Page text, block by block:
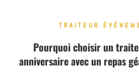
TRAITEUR
Pourquoi choisir un
anniversaire avec un repas